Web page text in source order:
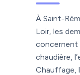
À Saint-
Loir, les
concernent
chaudière,
Chauffage,